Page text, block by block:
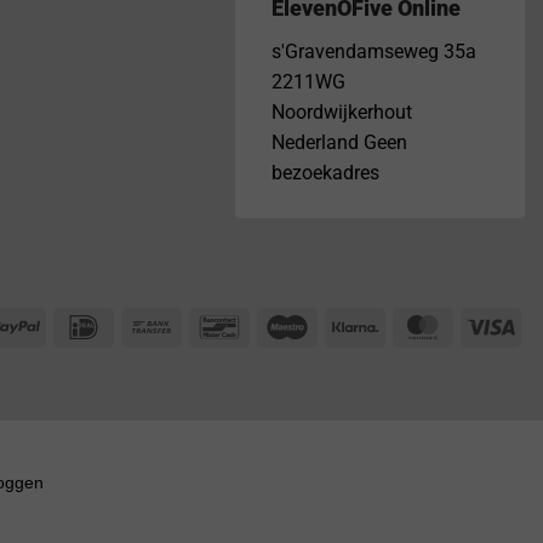
ElevenOFive Online
s'Gravendamseweg 35a
2211WG
Noordwijkerhout
Nederland Geen
bezoekadres
PayPal IDeal
Bank
BancontactMaestro Klarna